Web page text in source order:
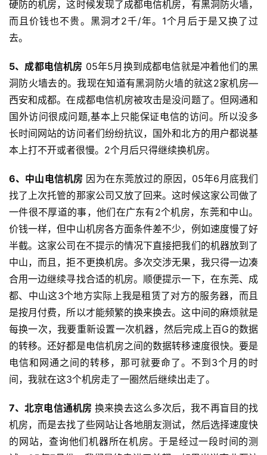
硬防的机房，这时候发现了成都电信机房，有黑洞防火墙，
而且价钱也不贵。黑洞才2千/年。1个月后于是又换了过
去。
5、成都电信机房 05年5月换到成都电信就是冲着他们的黑
洞防火墙去的。我现在知道有黑洞防火墙的就这2家机房—
西安和成都。在成都电信机房被攻击是没问题了。但网通和
国外访问很成问题,基本上只能保证电信的访问。所以没多
长时间网站的访问者们纷纷抗议，国外和北方的用户都说基
本上打不开或者很慢。2个月后只得继续换机房。
6、中山电信机房 因为在东莞放过的原因，05年6月底我们
找了上次托管的那家公司又放了回来。这时候这家公司做了
一件很不厚道的事，他们在广东有2个机房，东莞和中山。
价钱一样，但中山机房各方面条件差不少，例如速度慢了好
半截。这家公司在不提示的情况下直接把我们的机器放到了
中山，而且，拒不更换机房。多次交涉无果，我只得一边凑
合用一边继续寻找合适的机房。顺便提示一下，在东莞、成
都、中山这3个地方实际上我是租赁了对方的服务器，而且
是按月付费，所以才能频繁的换来换去。这中间的麻烦就是
每换一次，我要重新设置一次机器，然后完成上百G的数据
的转移。还好都是电信机房之间的数据转移速度很快。要是
电信和网通之间的转移，那可就要命了。不到3个月的时
间，我就在这3个机房走了一圈然后继续出走了。
7、北京电信通机房 换来换去这么多次后，我不再盲目的找
机房，而是去找了些网站让各地朋友测试，然后选择速度快
的网站，查询他们机器所在机房。于是经过一段时间的测